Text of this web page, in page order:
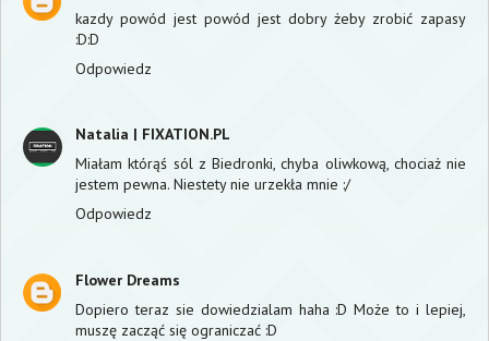
kazdy powód jest powód jest dobry żeby zrobić zapasy
:D:D
Odpowiedz
Natalia | FIXATION.PL
Miałam którąś sól z Biedronki, chyba oliwkową, chociaż nie
jestem pewna. Niestety nie urzekła mnie :/
Odpowiedz
Flower Dreams
Dopiero teraz sie dowiedzialam haha :D Może to i lepiej,
muszę zacząć się ograniczać :D